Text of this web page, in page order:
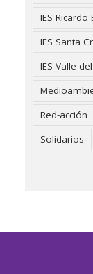
IES
IES Santa
IES Valle
Red-acción
Solidarios